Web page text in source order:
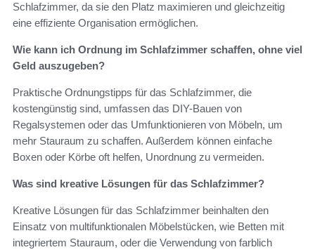
Schlafzimmer, da sie den Platz maximieren und gleichzeitig
eine effiziente Organisation ermöglichen.
Wie kann ich Ordnung im Schlafzimmer schaffen, ohne viel
Geld auszugeben?
Praktische Ordnungstipps für das Schlafzimmer, die
kostengünstig sind, umfassen das DIY-Bauen von
Regalsystemen oder das Umfunktionieren von Möbeln, um
mehr Stauraum zu schaffen. Außerdem können einfache
Boxen oder Körbe oft helfen, Unordnung zu vermeiden.
Was sind kreative Lösungen für das Schlafzimmer?
Kreative Lösungen für das Schlafzimmer beinhalten den
Einsatz von multifunktionalen Möbelstücken, wie Betten mit
integriertem Stauraum, oder die Verwendung von farblich